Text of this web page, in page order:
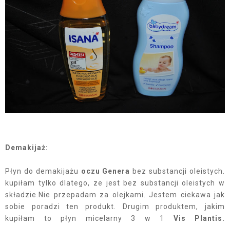
Demakijaż:
Płyn do demakijażu oczu Genera bez substancji oleistych.
kupiłam tylko dlatego, ze jest bez substancji oleistych w
składzie.Nie przepadam za olejkami. Jestem ciekawa jak
sobie poradzi ten produkt. Drugim produktem, jakim
kupiłam to płyn micelarny 3 w 1 Vis Plantis.